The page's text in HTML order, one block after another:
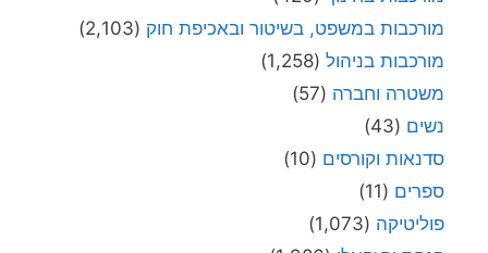
מורכבות במשפט, בשיטור ובאכיפת חוק (2,103)
מורכבות בניהול (1,258)
משטרה וחברה (57)
נשים (43)
סדנאות וקורסים (10)
ספרים (11)
פוליטיקה (1,073)